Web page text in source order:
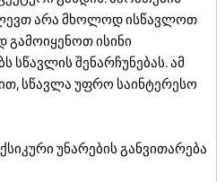
არა მხოლოდ ისწავლოთ
გამოიყენოთ ისინი
სწავლის შენარჩუნებას. ამ
სწავლა უფრო საინტერესო
უნარების განვითარება